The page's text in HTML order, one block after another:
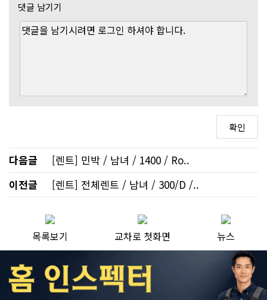
댓글 남기기
다음글
[렌트] 민박 / 남녀 / 1400 / Ro..
이전글
[렌트] 전체렌트 / 남녀 / 300/D /..
목록보기 교차로 첫화면 뉴스